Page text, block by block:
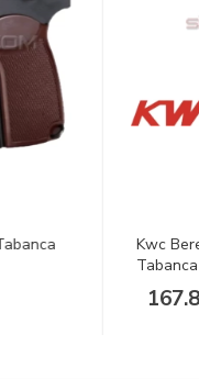
Kwc Beretta
Tabanca
167.80